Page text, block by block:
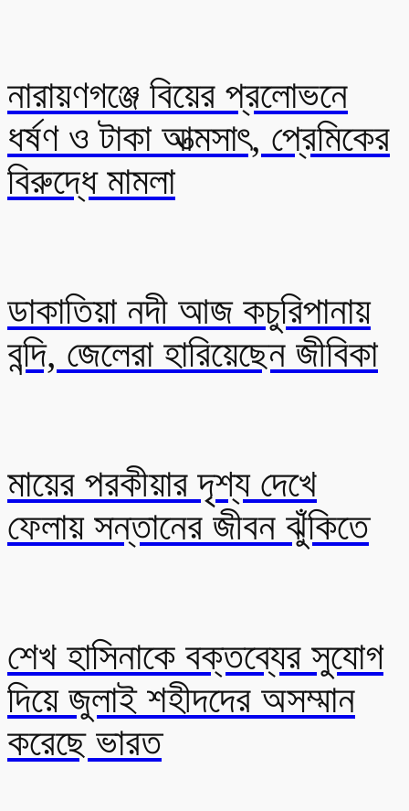
নারায়ণগঞ্জে বিয়ের প্রলোভনে
ধর্ষণ ও টাকা আত্মসাৎ, প্রেমিকের
বিরুদ্ধে মামলা
ডাকাতিয়া নদী আজ কচুরিপানায়
বন্দি, জেলেরা হারিয়েছেন জীবিকা
মায়ের পরকীয়ার দৃশ্য দেখে
ফেলায় সন্তানের জীবন ঝুঁকিতে
শেখ হাসিনাকে বক্তব্যের সুযোগ
দিয়ে জুলাই শহীদদের অসম্মান
করেছে ভারত